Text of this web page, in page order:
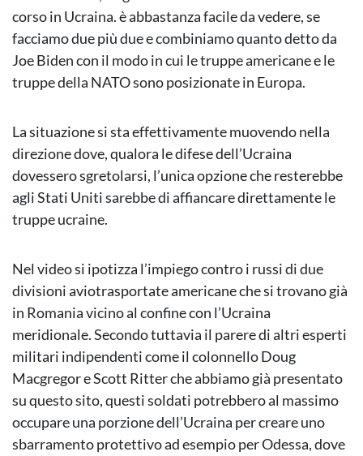
corso in Ucraina. è abbastanza facile da vedere, se
facciamo due più due e combiniamo quanto detto da
Joe Biden con il modo in cui le truppe americane e le
truppe della NATO sono posizionate in Europa.
La situazione si sta effettivamente muovendo nella
direzione dove, qualora le difese dell’Ucraina
dovessero sgretolarsi, l’unica opzione che resterebbe
agli Stati Uniti sarebbe di affiancare direttamente le
truppe ucraine.
Nel video si ipotizza l’impiego contro i russi di due
divisioni aviotrasportate americane che si trovano già
in Romania vicino al confine con l’Ucraina
meridionale. Secondo tuttavia il parere di altri esperti
militari indipendenti come il colonnello Doug
Macgregor e Scott Ritter che abbiamo già presentato
su questo sito, questi soldati potrebbero al massimo
occupare una porzione dell’Ucraina per creare uno
sbarramento protettivo ad esempio per Odessa, dove